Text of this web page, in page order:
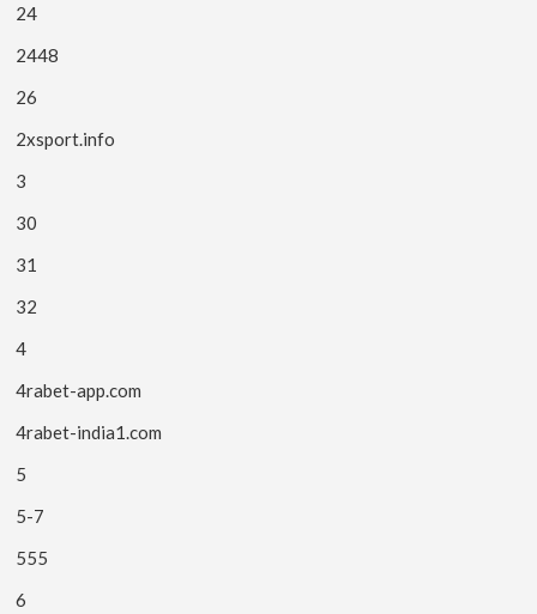
24
2448
26
2xsport.info
3
30
31
32
4
4rabet-app.com
4rabet-india1.com
5
5-7
555
6